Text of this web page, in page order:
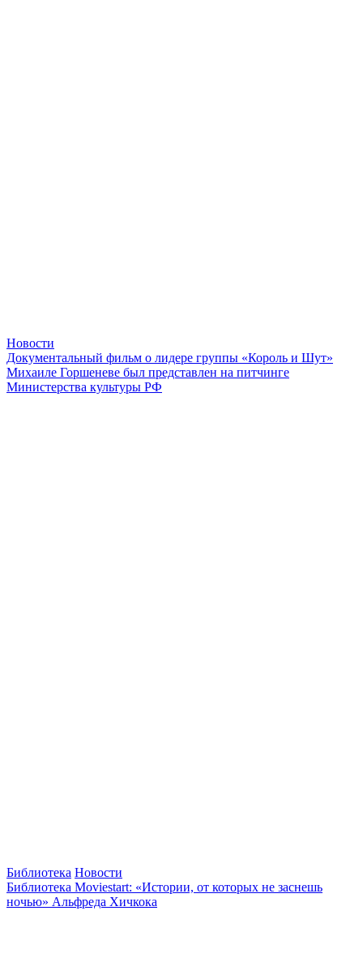
Новости
Документальный фильм о лидере группы «Король и Шут»
Михаиле Горшеневе был представлен на питчинге
Министерства культуры РФ
Библиотека Новости
Библиотека Moviestart: «Истории, от которых не заснешь
ночью» Альфреда Хичкока